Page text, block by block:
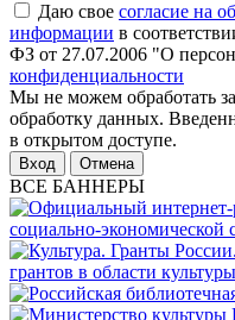
Даю свое согласие на
информации в
ФЗ от 27.07.2006 "О
конфиденциальности
Мы не можем обработать
обработку данных.
в открытом доступе.
Отмена
ВСЕ БАННЕРЫ